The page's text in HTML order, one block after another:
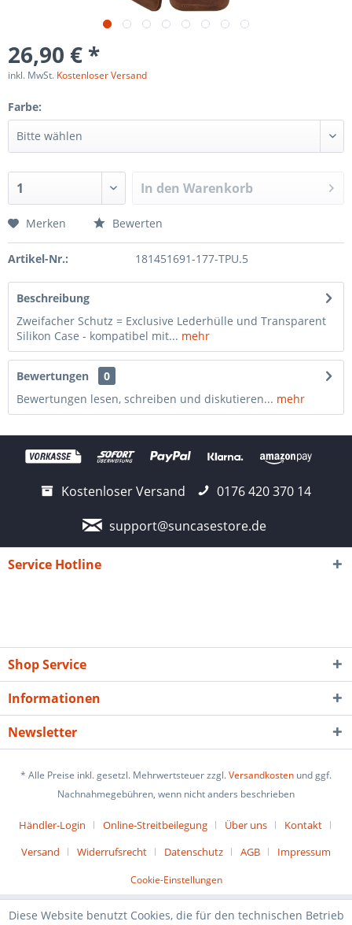
26,90 € *
inkl. MwSt. Kostenloser Versand
Farbe:
In den Warenkorb
Merken Bewerten
Artikel-Nr.: 181451691-177-TPU.5
Beschreibung
Zweifacher Schutz = Exclusive Lederhülle und Transparent
Silikon Case - kompatibel mit... mehr
Bewertungen
0
Bewertungen lesen, schreiben und diskutieren... mehr
Kostenloser Versand
0176 420 370 14
support@suncasestore.de
Service Hotline
Shop Service
Informationen
Newsletter
* Alle Preise inkl. gesetzl. Mehrwertsteuer zzgl.Versandkosten und ggf.
Nachnahmegebühren, wenn nicht anders beschrieben
Händler-Login Online-Streitbeilegung Über uns
Kontakt
Versand
Widerrufsrecht Datenschutz AGB Impressum
Cookie-Einstellungen
Diese Website benutzt Cookies, die für den technischen Betrieb